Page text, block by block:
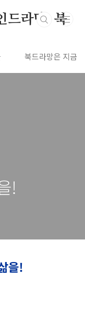
드라망, 북
북드라망은 지금
!
을!